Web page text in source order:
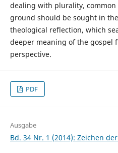
dealing with plurality, common
ground should be sought in
theological reflection, which
deeper meaning of the gospel
perspective.
PDF
Ausgabe
Bd. 34 Nr. 1 (2014): Zeichen